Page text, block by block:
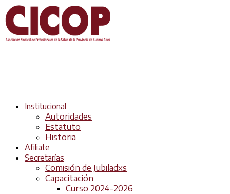
Institucional
Autoridades
Estatuto
Historia
Afiliate
Secretarías
Comisión de Jubiladxs
Capacitación
Curso 2024-2026